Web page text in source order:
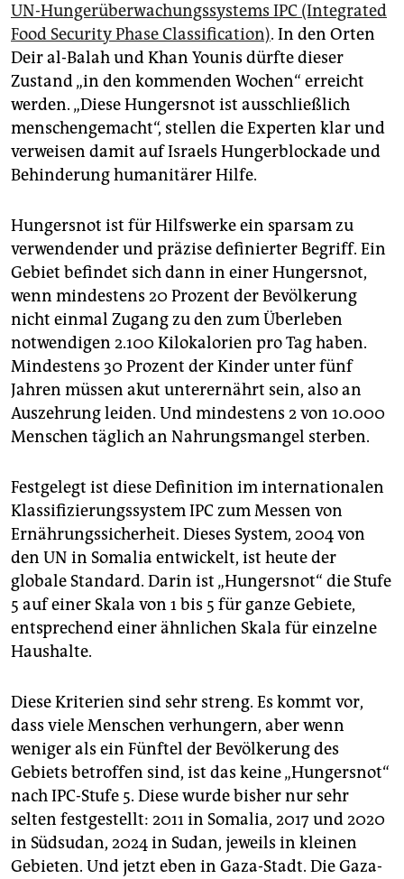
UN-Hungerüberwachungssystems IPC (Integrated
Food Security Phase Classification). In den Orten
Deir al-Balah und Khan Younis dürfte dieser
Zustand „in den kommenden Wochen“ erreicht
werden. „Diese Hungersnot ist ausschließlich
menschengemacht“, stellen die Experten klar und
verweisen damit auf Israels Hungerblockade und
Behinderung humanitärer Hilfe.
Hungersnot ist für Hilfswerke ein sparsam zu
verwendender und präzise definierter Begriff. Ein
Gebiet befindet sich dann in einer Hungersnot,
wenn mindestens 20 Prozent der Bevölkerung
nicht einmal Zugang zu den zum Überleben
notwendigen 2.100 Kilokalorien pro Tag haben.
Mindestens 30 Prozent der Kinder unter fünf
Jahren müssen akut unterernährt sein, also an
Auszehrung leiden. Und mindestens 2 von 10.000
Menschen täglich an Nahrungsmangel sterben.
Festgelegt ist diese Definition im internationalen
Klassifizierungssystem IPC zum Messen von
Ernährungssicherheit. Dieses System, 2004 von
den UN in Somalia entwickelt, ist heute der
globale Standard. Darin ist „Hungersnot“ die Stufe
5 auf einer Skala von 1 bis 5 für ganze Gebiete,
entsprechend einer ähnlichen Skala für einzelne
Haushalte.
Diese Kriterien sind sehr streng. Es kommt vor,
dass viele Menschen verhungern, aber wenn
weniger als ein Fünftel der Bevölkerung des
Gebiets betroffen sind, ist das keine „Hungersnot“
nach IPC-Stufe 5. Diese wurde bisher nur sehr
selten festgestellt: 2011 in Somalia, 2017 und 2020
in Südsudan, 2024 in Sudan, jeweils in kleinen
Gebieten. Und jetzt eben in Gaza-Stadt. Die Gaza-